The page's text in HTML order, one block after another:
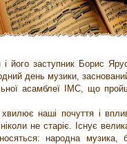
і його заступник Борис
день музики,
асамблеї IMC, що
наші почуття і
не старіє. Існує
народна